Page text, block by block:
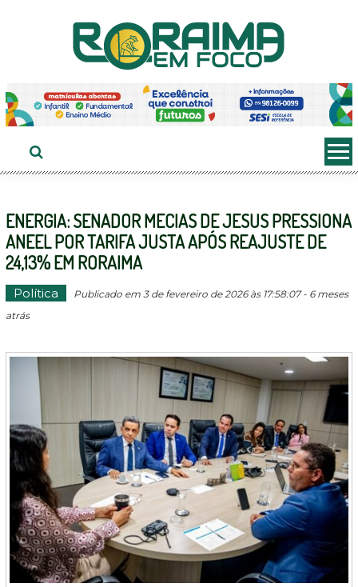
ENERGIA: SENADOR MECIAS DE JESUS PRESSIONA
ANEEL POR TARIFA JUSTA APÓS REAJUSTE DE
24,13% EM RORAIMA
Política
Publicado em 3 de fevereiro de 2026 às 17:58:07 - 6 meses
atrás